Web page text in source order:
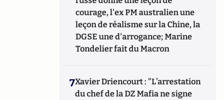
courage, l'ex PM australien une
leçon de réalisme sur la Chine, la
DGSE une d'arrogance; Marine
Tondelier fait du Macron
7Xavier Driencourt : "L’arrestation
du chef de la DZ Mafia ne signe